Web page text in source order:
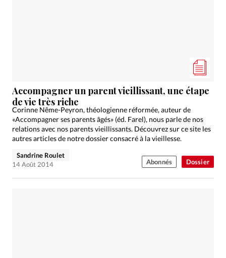
Dossier
Accompagner un parent vieillissant, une étape
de vie très riche
Corinne Nême-Peyron, théologienne réformée, auteur de
«Accompagner ses parents âgés» (éd. Farel), nous parle de nos
relations avec nos parents vieillissants. Découvrez sur ce site les
autres articles de notre dossier consacré à la vieillesse.
Sandrine Roulet
14 Août 2014
Abonnés